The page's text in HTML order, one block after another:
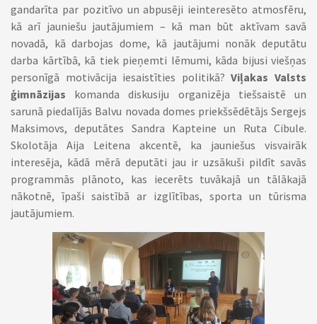
gandarīta par pozitīvo un abpusēji ieinteresēto atmosfēru,
kā arī jauniešu jautājumiem – kā man būt aktīvam savā
novadā, kā darbojas dome, kā jautājumi nonāk deputātu
darba kārtībā, kā tiek pieņemti lēmumi, kāda bijusi viešņas
personīgā motivācija iesaistīties politikā?Viļakas Valsts
ģimnāzijas komanda diskusiju organizēja tiešsaistē un
sarunā piedalījās Balvu novada domes priekšsēdētājs Sergejs
Maksimovs, deputātes Sandra Kapteine un Ruta Cibule.
Skolotāja Aija Leitena akcentē, ka jauniešus visvairāk
interesēja, kādā mērā deputāti jau ir uzsākuši pildīt savās
programmās plānoto, kas iecerēts tuvākajā un tālākajā
nākotnē, īpaši saistībā ar izglītības, sporta un tūrisma
jautājumiem.